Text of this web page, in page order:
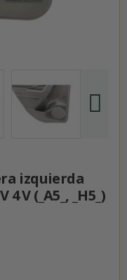
izquierda
4 V (_A5_, _H5_)